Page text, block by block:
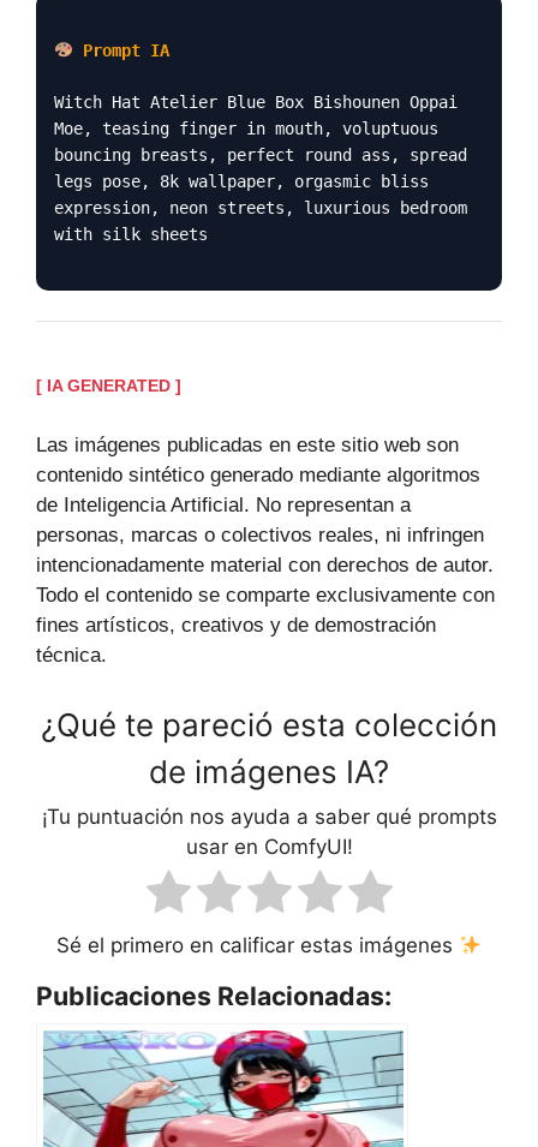
Prompt IA
Witch Hat Atelier Blue Box Bishounen Oppai
Moe, teasing finger in mouth, voluptuous
bouncing breasts, perfect round ass, spread
legs pose, 8k wallpaper, orgasmic bliss
expression, neon streets, luxurious bedroom
with silk sheets
[ IA GENERATED ]
Las imágenes publicadas en este sitio web son
contenido sintético generado mediante algoritmos
de Inteligencia Artificial. No representan a
personas, marcas o colectivos reales, ni infringen
intencionadamente material con derechos de autor.
Todo el contenido se comparte exclusivamente con
fines artísticos, creativos y de demostración
técnica.
¿Qué te pareció esta colección
de imágenes IA?
¡Tu puntuación nos ayuda a saber qué prompts
usar en ComfyUI!
Sé el primero en calificar estas imágenes
Publicaciones Relacionadas: